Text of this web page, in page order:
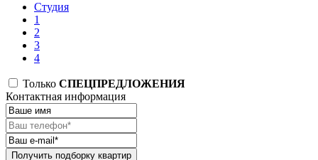
Студия
1
2
3
4
Только СПЕЦПРЕДЛОЖЕНИЯ
Контактная информация
Получить подборку квартир